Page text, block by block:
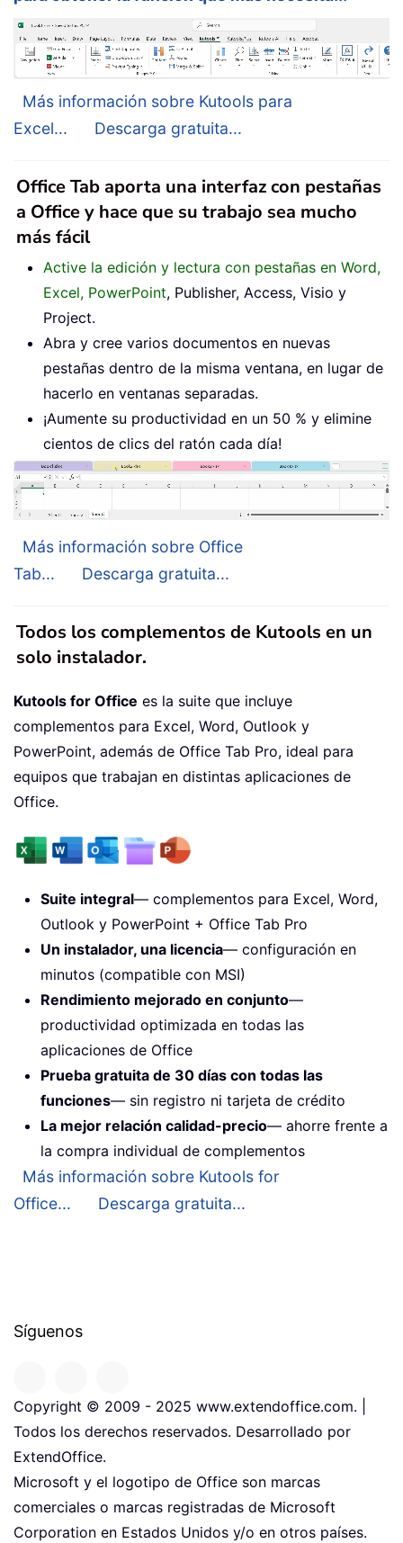
Más información sobre Kutools para
Excel...
Descarga gratuita...
Office Tab aporta una interfaz con pestañas
a Office y hace que su trabajo sea mucho
más fácil
Active la edición y lectura con pestañas en Word,
Excel, PowerPoint, Publisher, Access, Visio y
Project.
Abra y cree varios documentos en nuevas
pestañas dentro de la misma ventana, en lugar de
hacerlo en ventanas separadas.
¡Aumente su productividad en un 50 % y elimine
cientos de clics del ratón cada día!
Más información sobre Office
Tab...
Descarga gratuita...
Todos los complementos de Kutools en un
solo instalador.
Kutools for Office es la suite que incluye
complementos para Excel, Word, Outlook y
PowerPoint, además de Office Tab Pro, ideal para
equipos que trabajan en distintas aplicaciones de
Office.
Suite integral— complementos para Excel, Word,
Outlook y PowerPoint + Office Tab Pro
Un instalador, una licencia— configuración en
minutos (compatible con MSI)
Rendimiento mejorado en conjunto—
productividad optimizada en todas las
aplicaciones de Office
Prueba gratuita de 30 días con todas las
funciones— sin registro ni tarjeta de crédito
La mejor relación calidad-precio— ahorre frente a
la compra individual de complementos
Más información sobre Kutools for
Office...
Descarga gratuita...
Síguenos
Copyright © 2009 - 2025 www.extendoffice.com. |
Todos los derechos reservados. Desarrollado por
ExtendOffice.
Microsoft y el logotipo de Office son marcas
comerciales o marcas registradas de Microsoft
Corporation en Estados Unidos y/o en otros países.